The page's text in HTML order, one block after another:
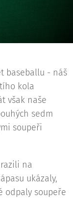
baseballu - náš
kola
však naše
sedm
soupeři
na
ukázaly,
odpaly soupeře